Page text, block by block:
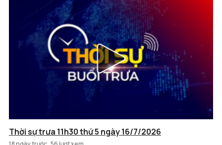
Thời sự trưa 11h30 thứ 5 ngày 16/7/2026